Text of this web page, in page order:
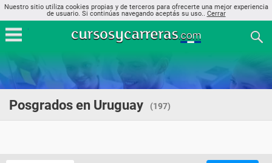
Nuestro sitio utiliza cookies propias y de terceros para ofrecerte una mejor experiencia
de usuario. Si continúas navegando aceptás su uso.. Cerrar
Posgrados en Uruguay (197)